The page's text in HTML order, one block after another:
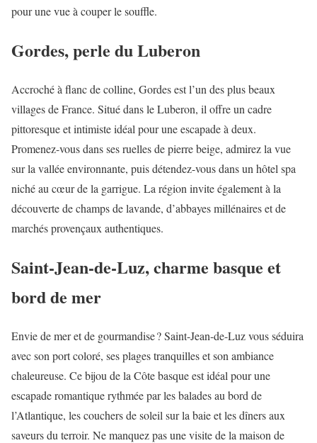
pour une vue à couper le souffle.
Gordes, perle du Luberon
Accroché à flanc de colline, Gordes est l’un des plus beaux
villages de France. Situé dans le Luberon, il offre un cadre
pittoresque et intimiste idéal pour une escapade à deux.
Promenez-vous dans ses ruelles de pierre beige, admirez la vue
sur la vallée environnante, puis détendez-vous dans un hôtel spa
niché au cœur de la garrigue. La région invite également à la
découverte de champs de lavande, d’abbayes millénaires et de
marchés provençaux authentiques.
Saint-Jean-de-Luz, charme basque et
bord de mer
Envie de mer et de gourmandise ? Saint-Jean-de-Luz vous séduira
avec son port coloré, ses plages tranquilles et son ambiance
chaleureuse. Ce bijou de la Côte basque est idéal pour une
escapade romantique rythmée par les balades au bord de
l’Atlantique, les couchers de soleil sur la baie et les dîners aux
saveurs du terroir. Ne manquez pas une visite de la maison de